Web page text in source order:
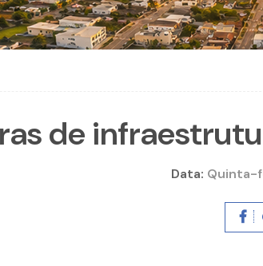
de
Data: Quinta-